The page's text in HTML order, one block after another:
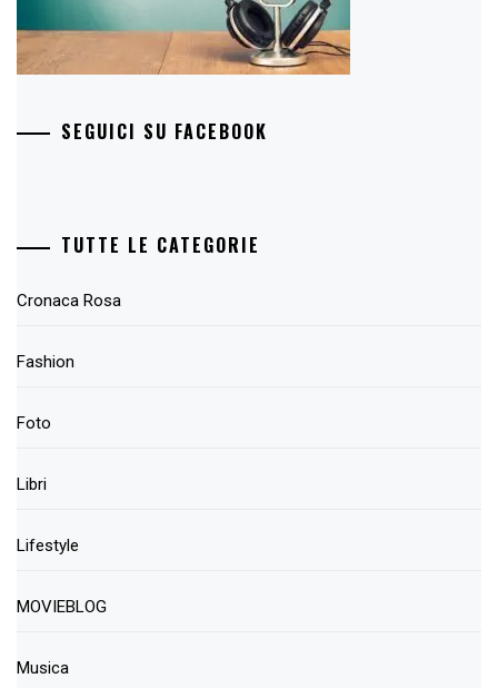
SEGUICI SU FACEBOOK
TUTTE LE CATEGORIE
Cronaca Rosa
Fashion
Foto
Libri
Lifestyle
MOVIEBLOG
Musica